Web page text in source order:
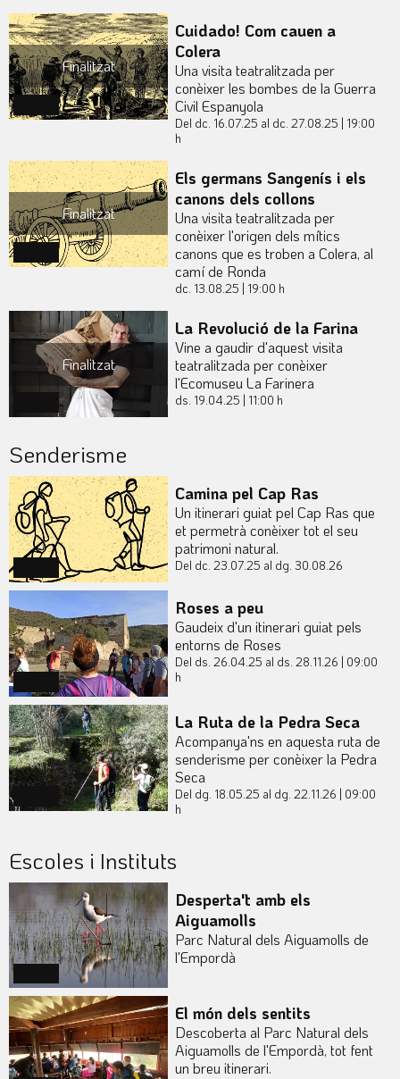
Finalitzat
Cuidado! Com cauen a
Colera
Una visita teatralitzada per
conèixer les bombes de la Guerra
Civil Espanyola
Del dc. 16.07.25 al dc. 27.08.25 | 19:00
h
Finalitzat
Els germans Sangenís i els
canons dels collons
Una visita teatralitzada per
conèixer l'origen dels mítics
canons que es troben a Colera, al
camí de Ronda
dc. 13.08.25 | 19:00 h
Finalitzat
La Revolució de la Farina
Vine a gaudir d'aquest visita
teatralitzada per conèixer
l'Ecomuseu La Farinera
ds. 19.04.25 | 11:00 h
Senderisme
Camina pel Cap Ras
Un itinerari guiat pel Cap Ras que
et permetrà conèixer tot el seu
patrimoni natural.
Del dc. 23.07.25 al dg. 30.08.26
Roses a peu
Gaudeix d'un itinerari guiat pels
entorns de Roses
Del ds. 26.04.25 al ds. 28.11.26 | 09:00
h
La Ruta de la Pedra Seca
Acompanya'ns en aquesta ruta de
senderisme per conèixer la Pedra
Seca
Del dg. 18.05.25 al dg. 22.11.26 | 09:00
h
Escoles i Instituts
Desperta't amb els
Aiguamolls
Parc Natural dels Aiguamolls de
l'Empordà
El món dels sentits
Descoberta al Parc Natural dels
Aiguamolls de l'Empordà, tot fent
un breu itinerari.